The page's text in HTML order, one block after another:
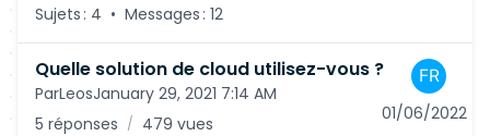
Sujets : 4 • Messages : 12
Quelle solution de cloud utilisez-vous ?
ParLeosJanuary 29, 2021 7:14 AM
5 réponses / 479 vues 01/06/2022